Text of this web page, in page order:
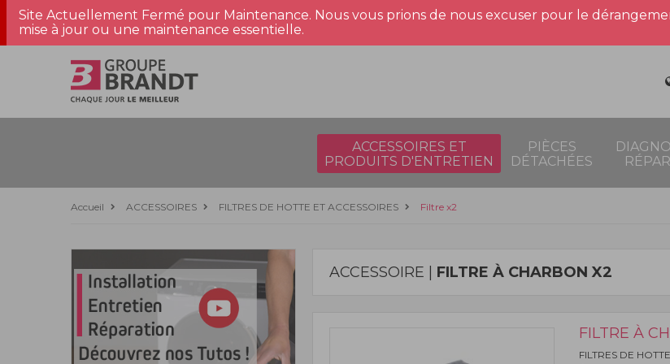
Site Actuellement Fermé pour Maintenance. Nous vous prions de nous excuser pour le
mise à jour ou une maintenance essentielle.
ACCESSOIRES ET
PRODUITS D'ENTRETIEN
PIÈCES
DÉTACHÉES
Accueil ACCESSOIRES FILTRES DE HOTTE ET ACCESSOIRES Filtre x2
ACCESSOIRE | FILTRE À CHARBON X2
FILTRE À
FILTRES DE